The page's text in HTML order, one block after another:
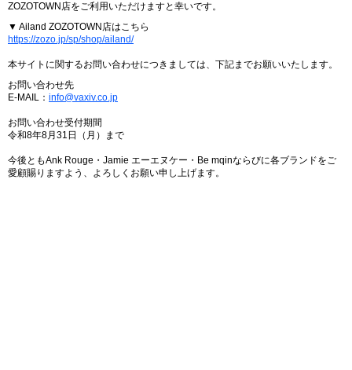
ZOZOTOWN店をご利用いただけますと幸いです。
▼ Ailand ZOZOTOWN店はこちら
https://zozo.jp/sp/shop/ailand/
本サイトに関するお問い合わせにつきましては、下記までお願いいたします。
お問い合わせ先
E-MAIL： info@vaxiv.co.jp
お問い合わせ受付期間
令和8年8月31日（月）まで
今後ともAnk Rouge・Jamie エーエヌケー・Be mqinならびに各ブランドをご
愛顧賜りますよう、よろしくお願い申し上げます。